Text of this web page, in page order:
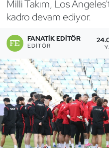
Milli Takım, Los
kadro devam ediyor.
FANATIK EDITÖR
EDITÖR
Buz Hokeyi
Buz Pateni
Çim Hokeyi